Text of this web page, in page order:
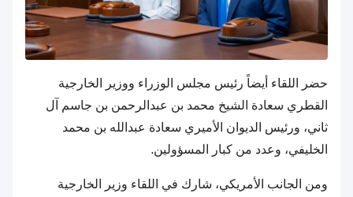
حضر اللقاء أيضاً رئيس مجلس الوزراء ووزير الخارجية
القطري سعادة الشيخ محمد بن عبدالرحمن بن جاسم آل
ثاني، ورئيس الديوان الأميري سعادة عبدالله بن محمد
الخليفي، وعدد من كبار المسؤولين.
ومن الجانب الأمريكي، شارك في اللقاء وزير الخارجية